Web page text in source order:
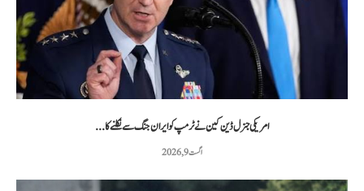
امریکی جنرل ڈین کین نے ٹرمپ کو ایران جنگ سے نکلنے کا...
اگست 9, 2026